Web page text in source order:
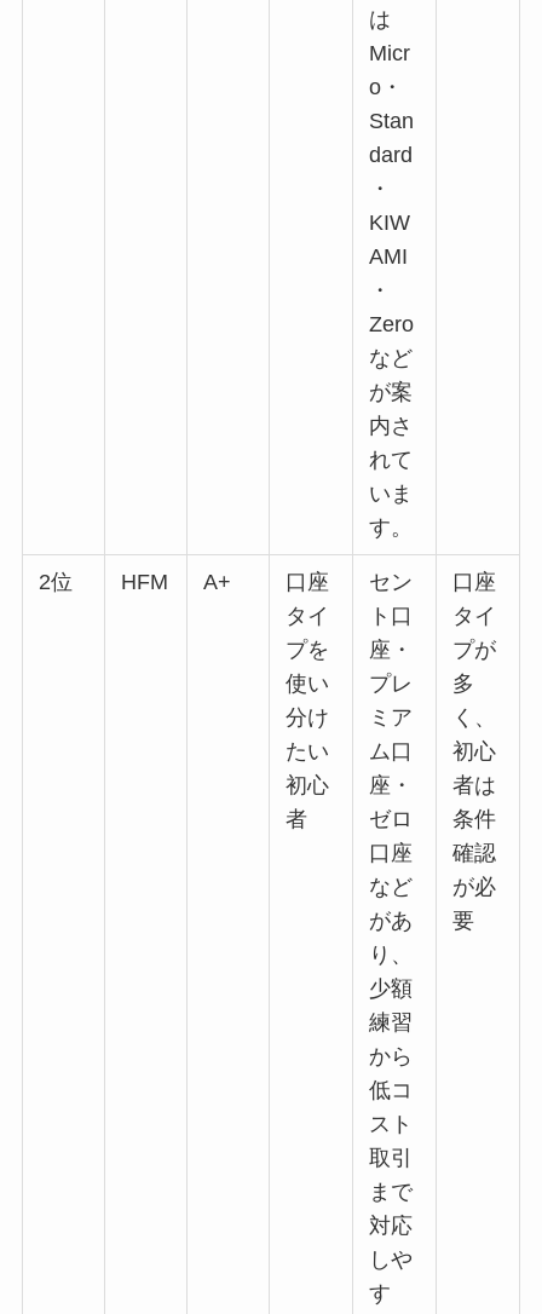
は
Micr
o・
Stan
dard
・
KIW
AMI
・
Zero
など
が案
内さ
れて
いま
す。
2位 HFM A+
口座
タイ
プを
使い
分け
たい
初心
者
セン
ト口
座・
プレ
ミア
ム口
座・
ゼロ
口座
など
があ
り、
少額
練習
から
低コ
スト
取引
まで
対応
しや
す
口座
タイ
プが
多
く、
初心
者は
条件
確認
が必
要